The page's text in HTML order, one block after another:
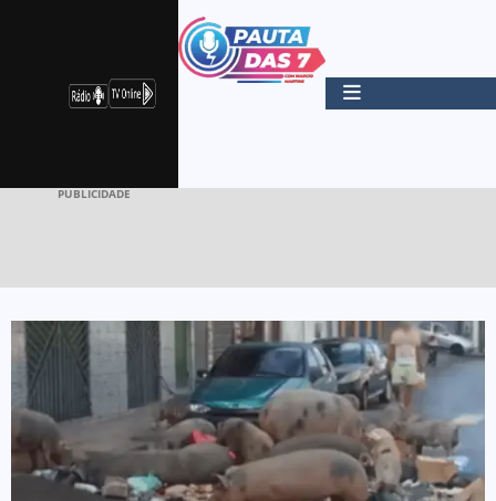
PUBLICIDADE